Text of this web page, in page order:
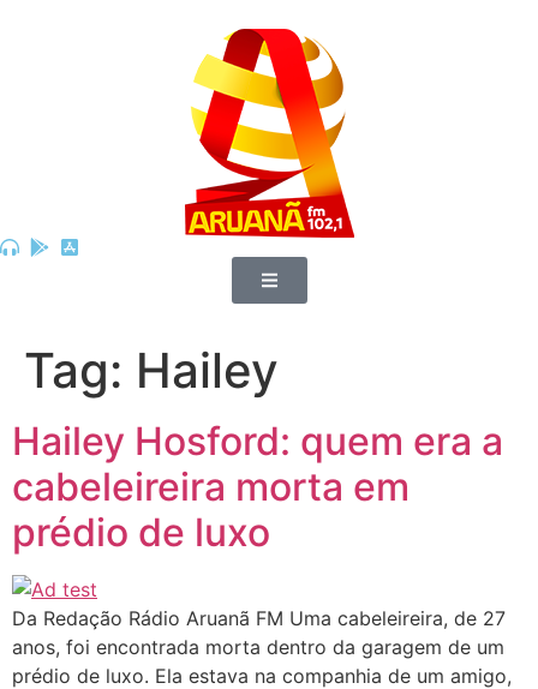
Tag: Hailey
Hailey Hosford: quem era a
cabeleireira morta em
prédio de luxo
Da Redação Rádio Aruanã FM Uma cabeleireira, de 27
anos, foi encontrada morta dentro da garagem de um
prédio de luxo. Ela estava na companhia de um amigo,